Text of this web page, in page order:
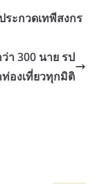
ะกวดเทพีสงกร
า 300 นาย รป
องเที่ยวทุกมิติ